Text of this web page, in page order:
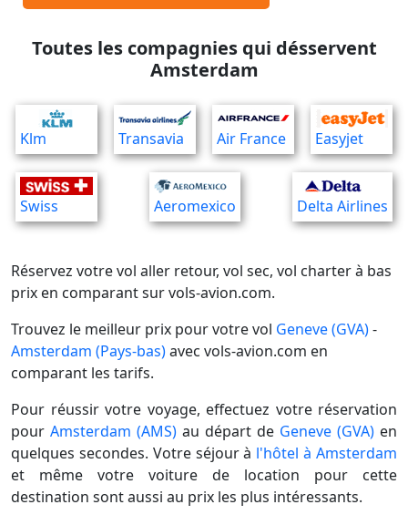
Toutes les compagnies qui désservent
Amsterdam
Klm Transavia Air France Easyjet
Swiss Aeromexico Delta Airlines
Réservez votre vol aller retour, vol sec, vol charter à bas
prix en comparant sur vols-avion.com.
Trouvez le meilleur prix pour votre vol Geneve (GVA)-
Amsterdam (Pays-bas)avec vols-avion.com en
comparant les tarifs.
Pour réussir votre voyage, effectuez votre réservation
pour Amsterdam (AMS) au départ de Geneve (GVA) en
quelques secondes. Votre séjour à l'hôtel à Amsterdam
et même votre voiture de location pour cette
destination sont aussi au prix les plus intéressants.